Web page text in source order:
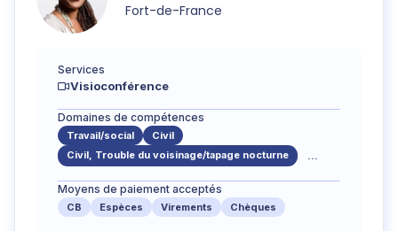
Fort-de-France
Services
Visioconférence
Domaines de compétences
Travail/social
Civil
Civil, Trouble du voisinage/tapage nocturne
...
Moyens de paiement acceptés
CB Espèces Virements Chèques